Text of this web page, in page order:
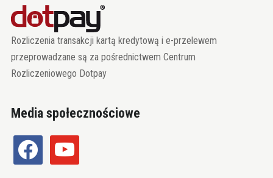
Rozliczenia transakcji kartą kredytową i e-przelewem
przeprowadzane są za pośrednictwem Centrum
Rozliczeniowego Dotpay
Media społecznościowe
facebook youtube